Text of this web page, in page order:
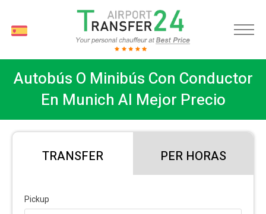
Autobús O Minibús Con Conductor
En Munich Al Mejor Precio
TRANSFER PER HORAS
Pickup